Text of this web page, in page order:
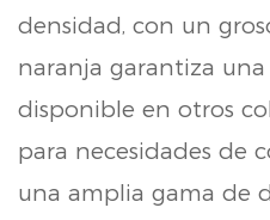
densidad, con un
naranja garantiza
disponible en otros
para necesidades de
una amplia gama de